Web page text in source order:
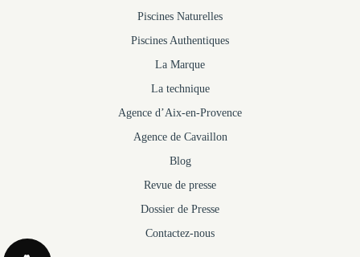
Piscines Naturelles
Piscines Authentiques
La Marque
La technique
Agence d’Aix-en-Provence
Agence de Cavaillon
Blog
Revue de presse
Dossier de Presse
Contactez-nous